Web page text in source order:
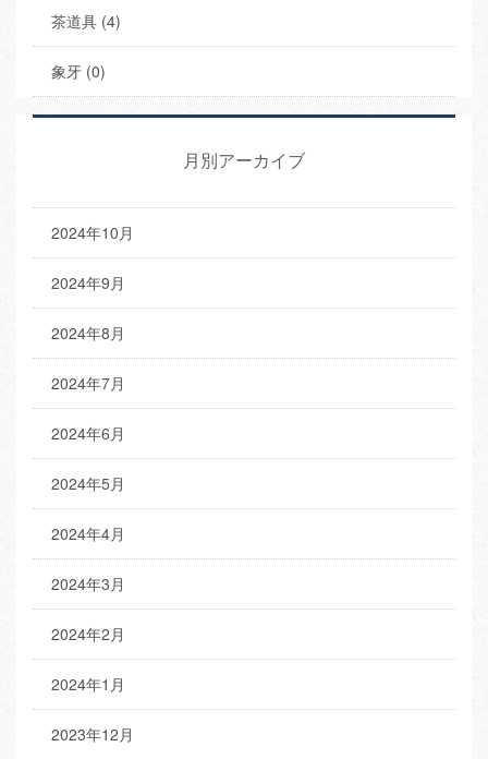
茶道具 (4)
象牙 (0)
月別アーカイブ
2024年10月
2024年9月
2024年8月
2024年7月
2024年6月
2024年5月
2024年4月
2024年3月
2024年2月
2024年1月
2023年12月